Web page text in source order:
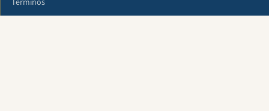
Términos